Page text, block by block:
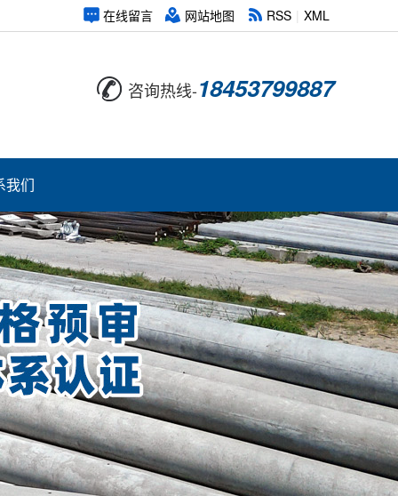
在线留言 网站地图 RSS XML
咨询热线-18453799887
我们